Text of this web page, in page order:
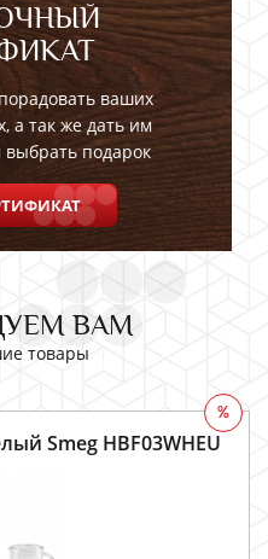
ваших
а так же дать им
подарок
ВАМ
товары
%
Smeg HBF03WHEU